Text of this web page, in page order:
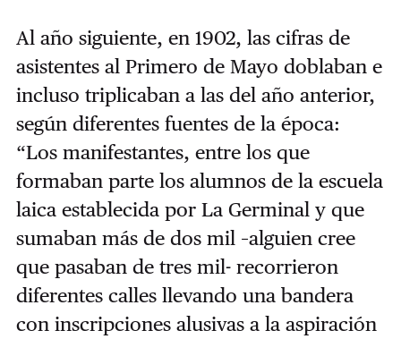
Al año siguiente, en 1902, las cifras de
asistentes al Primero de Mayo doblaban e
incluso triplicaban a las del año anterior,
según diferentes fuentes de la época:
“Los manifestantes, entre los que
formaban parte los alumnos de la escuela
laica establecida por La Germinal y que
sumaban más de dos mil –alguien cree
que pasaban de tres mil- recorrieron
diferentes calles llevando una bandera
con inscripciones alusivas a la aspiración